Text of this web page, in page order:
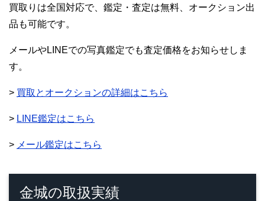
買取りは全国対応で、鑑定・査定は無料、オークション出
品も可能です。
メールやLINEでの写真鑑定でも査定価格をお知らせしま
す。
> 買取とオークションの詳細はこちら
> LINE鑑定はこちら
> メール鑑定はこちら
金城の取扱実績